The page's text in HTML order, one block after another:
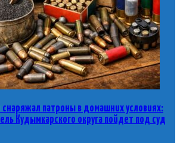
снаряжал патроны в домашних условиях:
Кудымкарского округа пойдет под суд